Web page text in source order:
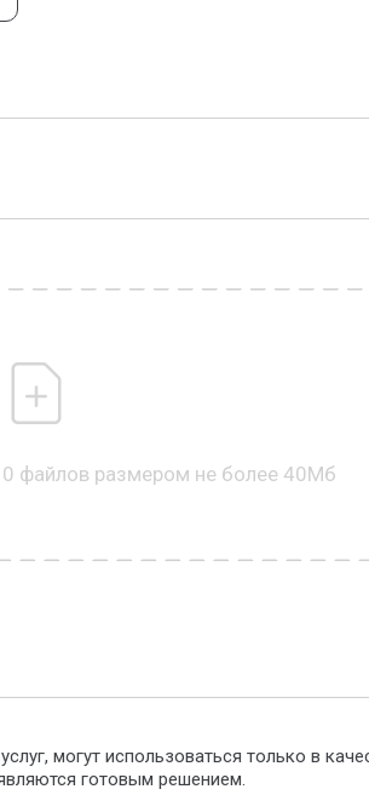
файлов размером не более 40Мб
могут использоваться только в
готовым решением.